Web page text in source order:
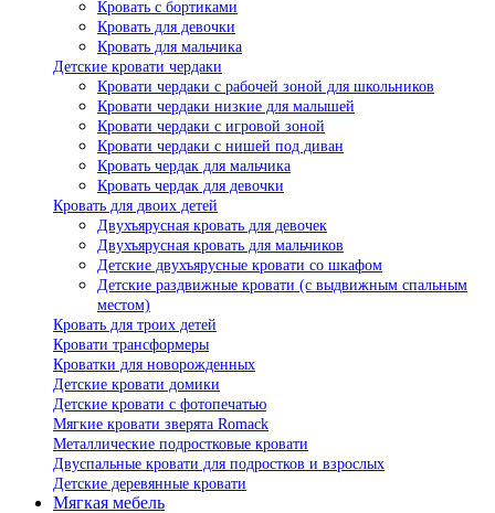
Кровать с бортиками
Кровать для девочки
Кровать для мальчика
Детские кровати чердаки
Кровати чердаки с рабочей зоной для школьников
Кровати чердаки низкие для малышей
Кровати чердаки с игровой зоной
Кровати чердаки с нишей под диван
Кровать чердак для мальчика
Кровать чердак для девочки
Кровать для двоих детей
Двухъярусная кровать для девочек
Двухъярусная кровать для мальчиков
Детские двухъярусные кровати со шкафом
Детские раздвижные кровати (с выдвижным спальным
местом)
Кровать для троих детей
Кровати трансформеры
Кроватки для новорожденных
Детские кровати домики
Детские кровати с фотопечатью
Мягкие кровати зверята Romack
Металлические подростковые кровати
Двуспальные кровати для подростков и взрослых
Детские деревянные кровати
Мягкая мебель